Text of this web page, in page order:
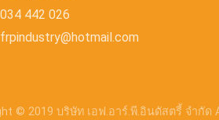
034 442 026
frpindustry@hotmail.com
© 2019 บริษัท เอฟ.อาร์.พี.อินดัสตรี้ จำกัด